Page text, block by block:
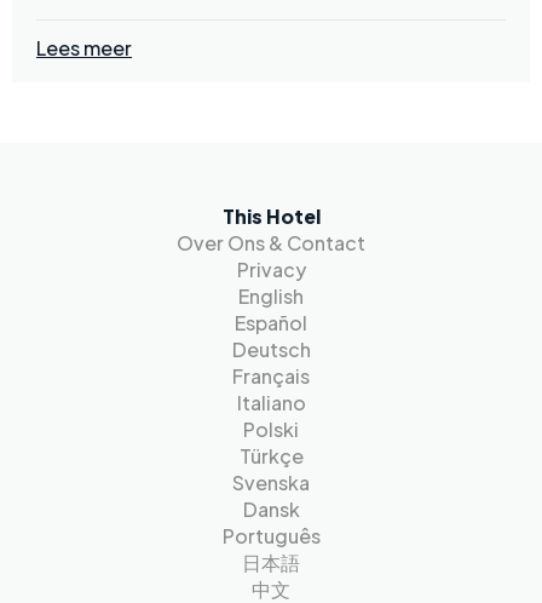
Lees meer
This Hotel
Over Ons & Contact
Privacy
English
Español
Deutsch
Français
Italiano
Polski
Türkçe
Svenska
Dansk
Português
日本語
中文